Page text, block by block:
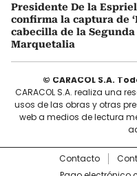
Presidente De la
confirma la captura de
cabecilla de la Segunda
Marquetalia
© CARACOL S.A.
CARACOL S.A. realiza una
usos de las obras y otras
web a medios de lectura
Contacto